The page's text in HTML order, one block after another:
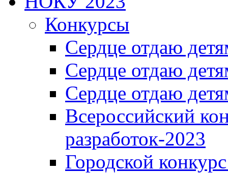
Конкурсы
Сердце отдаю
Сердце отдаю
Сердце отдаю
Всероссийский
разработок-2023
Городской